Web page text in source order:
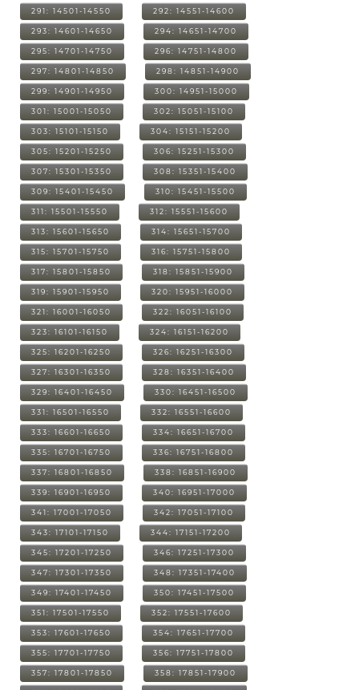
291: 14501-14550 292: 14551-14600
293: 14601-14650 294: 14651-14700
295: 14701-14750 296: 14751-14800
297: 14801-14850 298: 14851-14900
299: 14901-14950 300: 14951-15000
301: 15001-15050 302: 15051-15100
303: 15101-15150 304: 15151-15200
305: 15201-15250 306: 15251-15300
307: 15301-15350 308: 15351-15400
309: 15401-15450 310: 15451-15500
311: 15501-15550 312: 15551-15600
313: 15601-15650 314: 15651-15700
315: 15701-15750 316: 15751-15800
317: 15801-15850 318: 15851-15900
319: 15901-15950 320: 15951-16000
321: 16001-16050 322: 16051-16100
323: 16101-16150 324: 16151-16200
325: 16201-16250 326: 16251-16300
327: 16301-16350 328: 16351-16400
329: 16401-16450 330: 16451-16500
331: 16501-16550 332: 16551-16600
333: 16601-16650 334: 16651-16700
335: 16701-16750 336: 16751-16800
337: 16801-16850 338: 16851-16900
339: 16901-16950 340: 16951-17000
341: 17001-17050 342: 17051-17100
343: 17101-17150 344: 17151-17200
345: 17201-17250 346: 17251-17300
347: 17301-17350 348: 17351-17400
349: 17401-17450 350: 17451-17500
351: 17501-17550 352: 17551-17600
353: 17601-17650 354: 17651-17700
355: 17701-17750 356: 17751-17800
357: 17801-17850 358: 17851-17900